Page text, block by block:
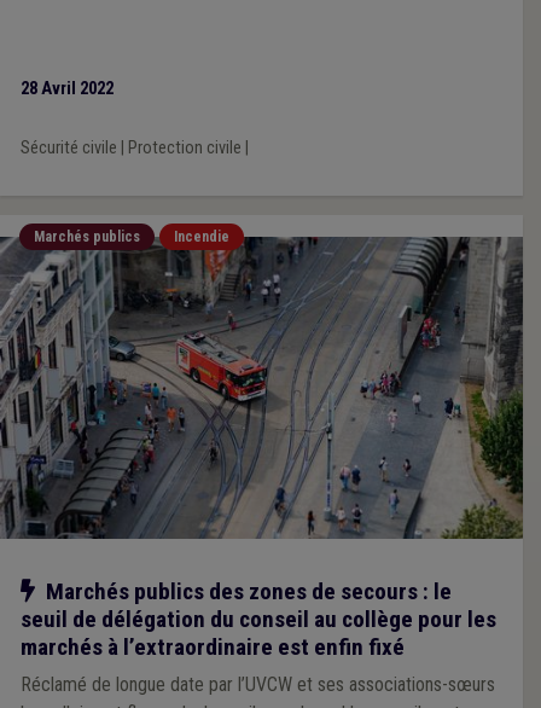
28 Avril 2022
Sécurité civile Protection civile
Marchés publics Incendie
Notre action
Marchés publics des zones de secours : le
seuil de délégation du conseil au collège pour les
marchés à l’extraordinaire est enfin fixé
Réclamé de longue date par l’UVCW et ses associations-sœurs